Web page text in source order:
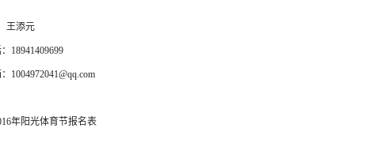
王添元
18941409699
1004972041@qq.com
年阳光体育节报名表